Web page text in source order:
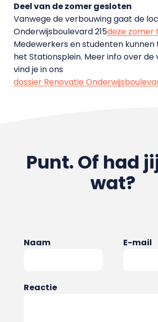
Deel van de zomer gesloten
Vanwege de verbouwing gaat de
Onderwijsboulevard 215deze zomer
Medewerkers en studenten
het Stationsplein. Meer info over de
vind je in ons
dossier Renovatie
Punt. Of had
wat?
Naam E-mail
Reactie